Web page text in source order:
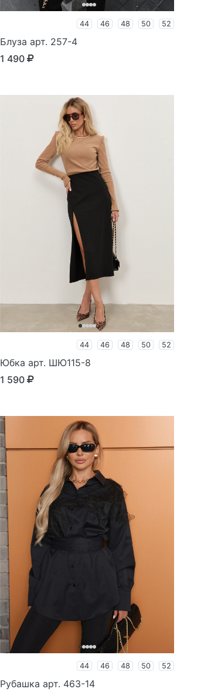
44 46 48 50 52
Блуза арт. 257-4
1 490
44 46 48 50 52
Юбка арт. ШЮ115-8
1 590
44 46 48 50 52
Рубашка арт. 463-14